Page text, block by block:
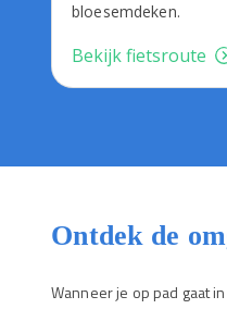
bloesemdeken.
Bekijk fietsroute
Ontdek de
Wanneer je op pad gaat